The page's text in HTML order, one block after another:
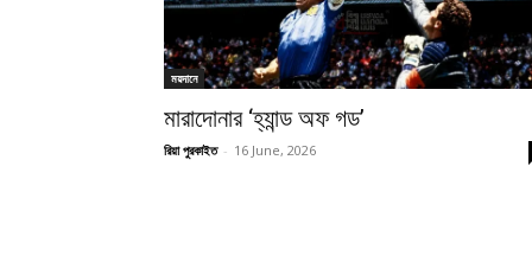
ময়দানে
মারাদোনার ‘হ্যান্ড অফ গড’
রিয়া পুরকাইত - 16 June, 2026